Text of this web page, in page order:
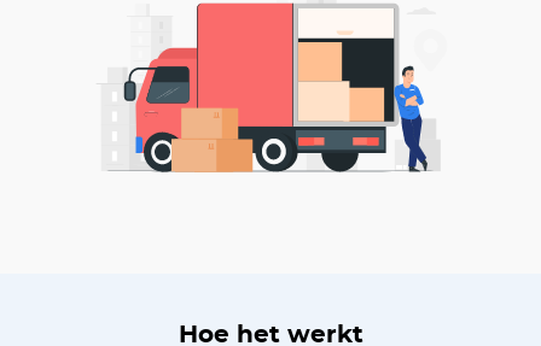
Hoe het werkt